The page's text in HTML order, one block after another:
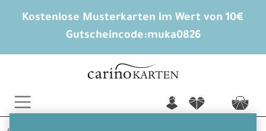
Kostenlose Musterkarten im Wert von 10€
Gutscheincode:muka0826
n f c